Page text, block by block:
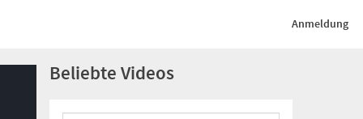
Anmeldung
Beliebte Videos